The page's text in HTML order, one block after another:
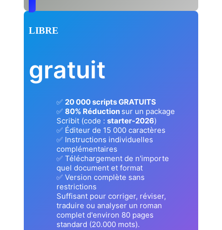
LIBRE
gratuit
✅ 20 000 scripts GRATUITS
✅ 80% Réduction sur un package
Scribit (code : starter-2026)
✅ Éditeur de 15 000 caractères
✅ Instructions individuelles
complémentaires
✅ Téléchargement de n'importe
quel document et format
✅ Version complète sans
restrictions
Suffisant pour corriger, réviser,
traduire ou analyser un roman
complet d'environ 80 pages
standard (20.000 mots).